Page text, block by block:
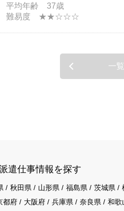
平均年齢 37歳
難易度 ★★☆☆☆
一
遣仕事情報を探す
秋田県 山形県 福島県 茨城県
都府 大阪府 兵庫県 奈良県 和歌